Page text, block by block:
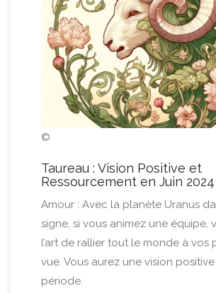
©
Taureau : Vision Positive et
Ressourcement en Juin 2024
Amour : Avec la planète Uranus
signe, si vous animez une équipe,
l’art de rallier tout le monde à vos
vue. Vous aurez une vision
période.